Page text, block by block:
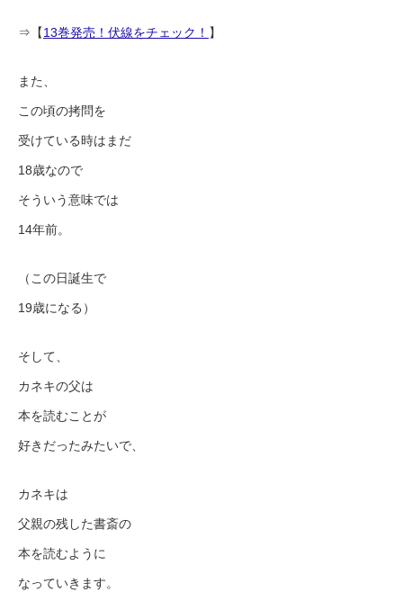
⇒【13巻発売！伏線をチェック！ 】
また、
この頃の拷問を
受けている時はまだ
18歳なので
そういう意味では
14年前。
（この日誕生で
19歳になる）
そして、
カネキの父は
本を読むことが
好きだったみたいで、
カネキは
父親の残した書斎の
本を読むように
なっていきます。